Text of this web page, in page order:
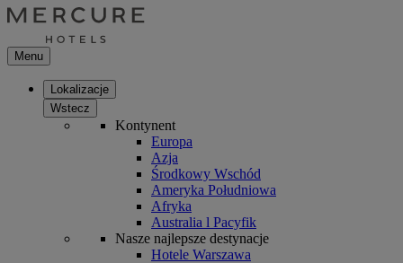
Menu
Lokalizacje
Wstecz
Kontynent
Europa
Azja
Środkowy Wschód
Ameryka Południowa
Afryka
Australia l Pacyfik
Nasze najlepsze destynacje
Hotele Warszawa